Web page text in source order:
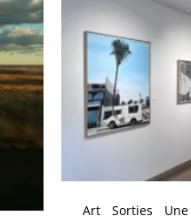
Art Sorties Une